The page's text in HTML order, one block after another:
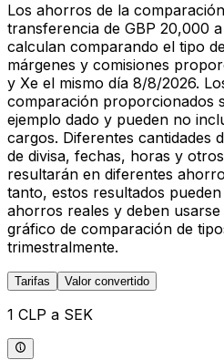
Los ahorros de la
transferencia de GBP 20,000
calculan comparando el tipo
márgenes y comisiones
y Xe el mismo día 8/8/2026.
comparación proporcionados
ejemplo dado y pueden no
cargos. Diferentes cantidades
de divisa, fechas, horas y
resultarán en diferentes
tanto, estos resultados
ahorros reales y deben
gráfico de comparación de
trimestralmente.
Tarifas Valor convertido
1 CLP a SEK